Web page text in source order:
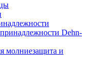
Dehn-
молниезащита и